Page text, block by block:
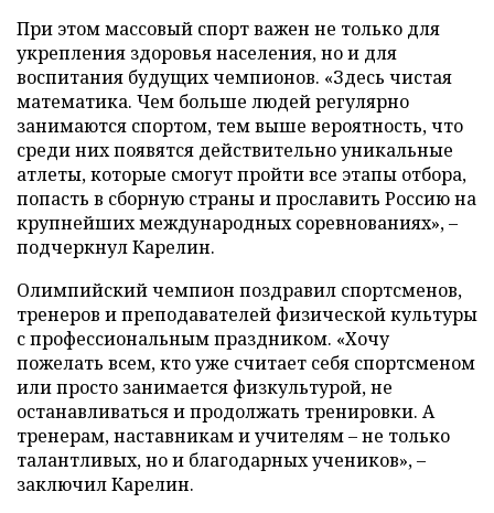
При этом массовый спорт важен не только для
укрепления здоровья населения, но и для
воспитания будущих чемпионов. «Здесь чистая
математика. Чем больше людей регулярно
занимаются спортом, тем выше вероятность, что
среди них появятся действительно уникальные
атлеты, которые смогут пройти все этапы отбора,
попасть в сборную страны и прославить Россию на
крупнейших международных соревнованиях», –
подчеркнул Карелин.
Олимпийский чемпион поздравил спортсменов,
тренеров и преподавателей физической культуры
с профессиональным праздником. «Хочу
пожелать всем, кто уже считает себя спортсменом
или просто занимается физкультурой, не
останавливаться и продолжать тренировки. А
тренерам, наставникам и учителям – не только
талантливых, но и благодарных учеников», –
заключил Карелин.